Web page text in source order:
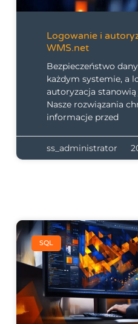
Logowanie i
WMS.net
Bezpieczeństwo
każdym systemie, a
autoryzacja
Nasze rozwiązania
informacje przed
ss_administrator
SQL